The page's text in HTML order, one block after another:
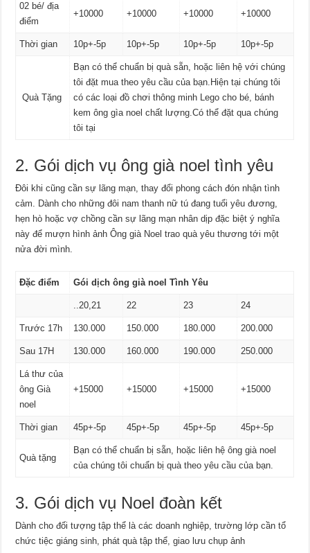
02 bé/ địa
điểm
+10000 +10000 +10000 +10000
Thời gian 10p+-5p 10p+-5p 10p+-5p 10p+-5p
Quà Tặng
Bạn có thể chuẩn bị quà sẵn, hoặc liên hệ với chúng
tôi đặt mua theo yêu cầu của bạn.Hiện tại chúng tôi
có các loại đồ chơi thông minh Lego cho bé, bánh
kem ông gìa noel chất lượng.Có thể đặt qua chúng
tôi tại
2. Gói dịch vụ ông già noel tình yêu
Đôi khi cũng cần sự lãng mạn, thay đổi phong cách đón nhận tình
cảm. Dành cho những đôi nam thanh nữ tú đang tuổi yêu đương,
hẹn hò hoặc vợ chồng cần sự lãng mạn nhân dịp đặc biệt ý nghĩa
này để mượn hình ảnh Ông già Noel trao quà yêu thương tới một
nửa đời mình.
Đặc điểm Gói dịch ông già noel Tình Yêu
..20,21 22 23 24
Trước 17h 130.000 150.000 180.000 200.000
Sau 17H 130.000 160.000 190.000 250.000
Lá thư của
ông Già
noel
+15000 +15000 +15000 +15000
Thời gian 45p+-5p 45p+-5p 45p+-5p 45p+-5p
Quà tặng
Bạn có thể chuẩn bị sẵn, hoặc liên hệ ông già noel
của chúng tôi chuẩn bị quà theo yêu cầu của bạn.
3. Gói dịch vụ Noel đoàn kết
Dành cho đối tượng tập thể là các doanh nghiệp, trường lớp cần tổ
chức tiệc giáng sinh, phát quà tập thể, giao lưu chụp ảnh